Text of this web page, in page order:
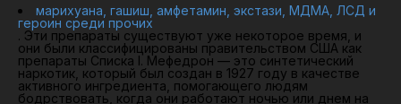
марихуана, гашиш, амфетамин, экстази, МДМА, ЛСД и
героин среди прочих
. Эти препараты существуют уже некоторое время, и
они были классифицированы правительством США как
препараты Списка I. Мефедрон — это синтетический
наркотик, который был создан в 1927 году в качестве
активного ингредиента, помогающего людям
бодрствовать, когда они работают ночью или днем на